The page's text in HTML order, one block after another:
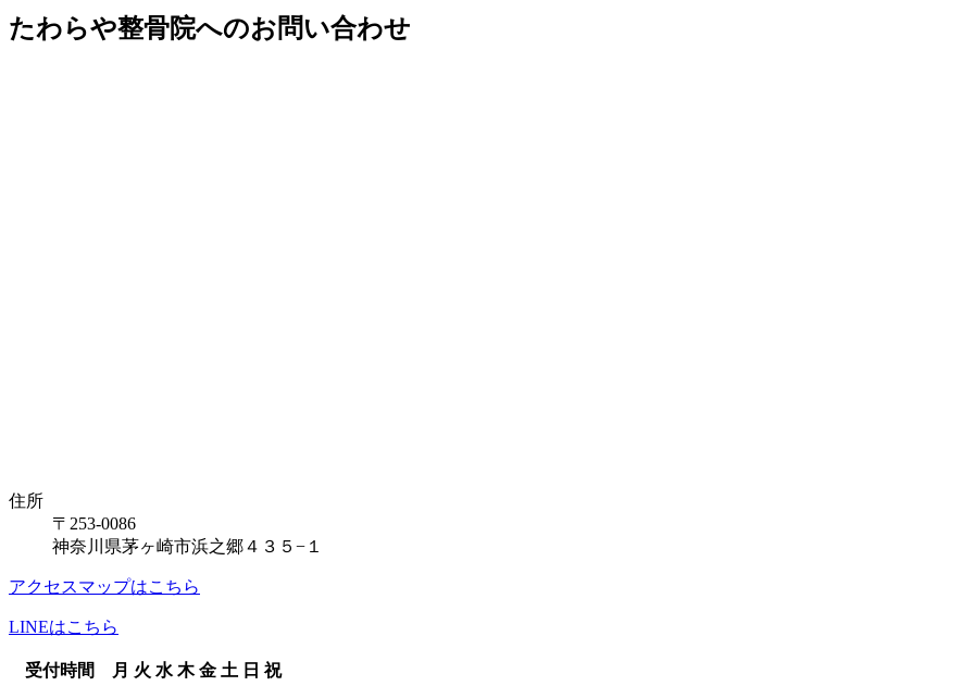
たわらや整骨院へのお問い合わせ
住所
〒253-0086
神奈川県茅ヶ崎市浜之郷４３５−１
アクセスマップはこちら
LINEはこちら
受付時間 月 火 水 木 金 土 日 祝